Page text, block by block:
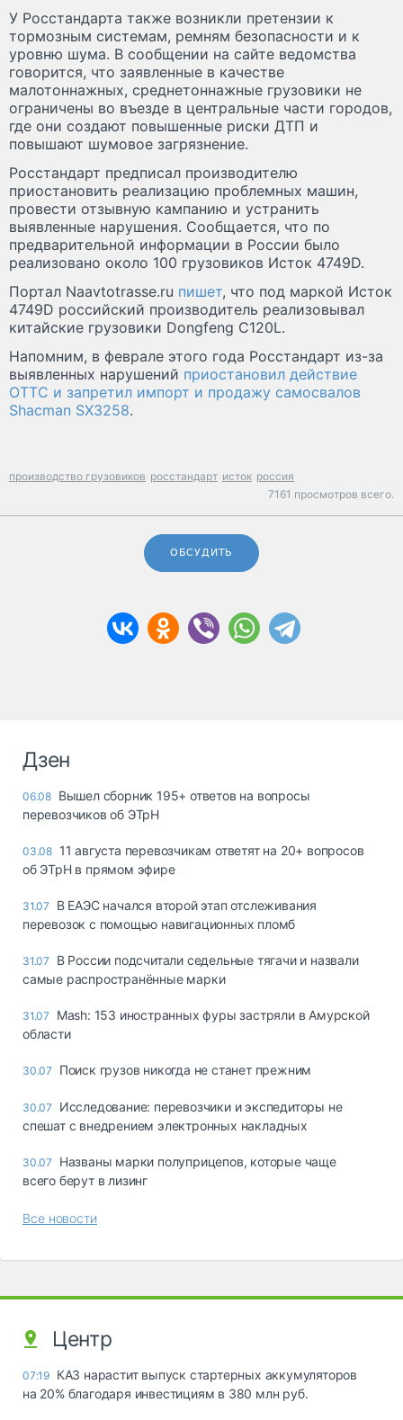
У Росстандарта также возникли претензии к
тормозным системам, ремням безопасности и к
уровню шума. В сообщении на сайте ведомства
говорится, что заявленные в качестве
малотоннажных, среднетоннажные грузовики не
ограничены во въезде в центральные части городов,
где они создают повышенные риски ДТП и
повышают шумовое загрязнение.
Росстандарт предписал производителю
приостановить реализацию проблемных машин,
провести отзывную кампанию и устранить
выявленные нарушения. Сообщается, что по
предварительной информации в России было
реализовано около 100 грузовиков Исток 4749D.
Портал Naavtotrasse.ru пишет, что под маркой Исток
4749D российский производитель реализовывал
китайские грузовики Dongfeng C120L.
Напомним, в феврале этого года Росстандарт из-за
выявленных нарушений приостановил действие
ОТТС и запретил импорт и продажу самосвалов
Shacman SX3258.
производство грузовиков росстандарт исток россия
7161 просмотров всего.
ОБСУДИТЬ
Дзен
06.08 Вышел сборник 195+ ответов на вопросы
перевозчиков об ЭТрН
03.08 11 августа перевозчикам ответят на 20+ вопросов
об ЭТрН в прямом эфире
31.07
В ЕАЭС начался второй этап отслеживания
перевозок с помощью навигационных пломб
31.07
В России подсчитали седельные тягачи и назвали
самые распространённые марки
31.07
Mash: 153 иностранных фуры застряли в Амурской
области
30.07 Поиск грузов никогда не станет прежним
30.07
Исследование: перевозчики и экспедиторы не
спешат с внедрением электронных накладных
30.07
Названы марки полуприцепов, которые чаще
всего берут в лизинг
Все новости
Центр
07:19 КАЗ нарастит выпуск стартерных аккумуляторов
на 20% благодаря инвестициям в 380 млн руб.